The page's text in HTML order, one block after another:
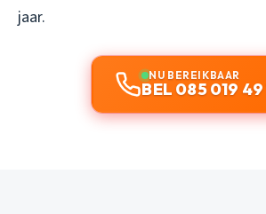
jaar.
NU BEREIKBAAR
BEL 085 019 49